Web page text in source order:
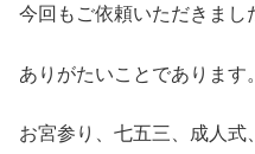
今回もご依頼いただきまし
ありがたいことであります。
お宮参り、七五三、成人